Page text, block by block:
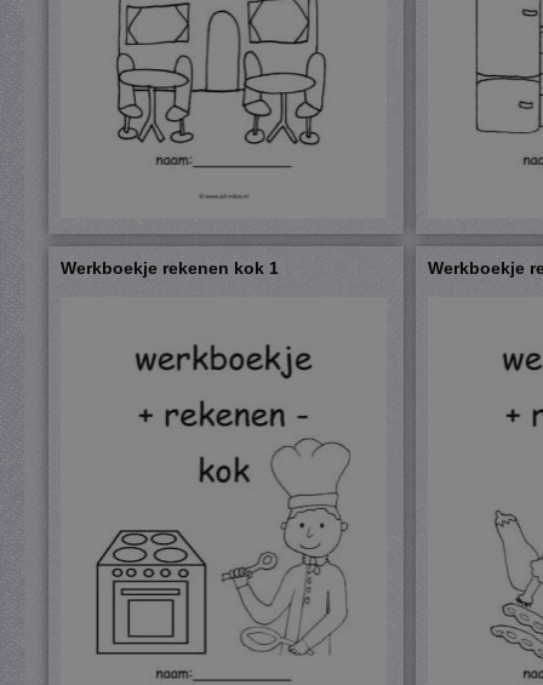
Werkboekje rekenen kok 1 Werkboekje